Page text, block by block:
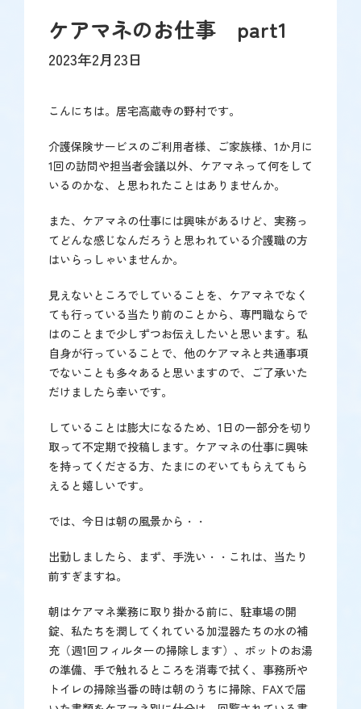
ケアマネのお仕事 part1
2023年2月23日
こんにちは。居宅高蔵寺の野村です。
介護保険サービスのご利用者様、ご家族様、1か月に
1回の訪問や担当者会議以外、ケアマネって何をして
いるのかな、と思われたことはありませんか。
また、ケアマネの仕事には興味があるけど、実務っ
てどんな感じなんだろうと思われている介護職の方
はいらっしゃいませんか。
見えないところでしていることを、ケアマネでなく
ても行っている当たり前のことから、専門職ならで
はのことまで少しずつお伝えしたいと思います。私
自身が行っていることで、他のケアマネと共通事項
でないことも多々あると思いますので、ご了承いた
だけましたら幸いです。
していることは膨大になるため、1日の一部分を切り
取って不定期で投稿します。ケアマネの仕事に興味
を持ってくださる方、たまにのぞいてもらえてもら
えると嬉しいです。
では、今日は朝の風景から・・
出勤しましたら、まず、手洗い・・これは、当たり
前すぎますね。
朝はケアマネ業務に取り掛かる前に、駐車場の開
錠、私たちを潤してくれている加湿器たちの水の補
充（週1回フィルターの掃除します）、ポットのお湯
の準備、手で触れるところを消毒で拭く、事務所や
トイレの掃除当番の時は朝のうちに掃除、FAXで届